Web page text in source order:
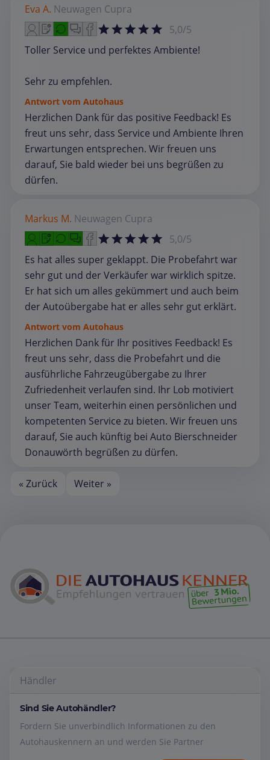
Eva A. Neuwagen Cupra
5,0/5
Toller Service und perfektes Ambiente!
Sehr zu empfehlen.
Antwort vom Autohaus
Herzlichen Dank für das positive Feedback! Es
freut uns sehr, dass Service und Ambiente Ihren
Erwartungen entsprechen. Wir freuen uns
darauf, Sie bald wieder bei uns begrüßen zu
dürfen.
Markus M. Neuwagen Cupra
5,0/5
Es hat alles super geklappt. Die Probefahrt war
sehr gut und der Verkäufer war wirklich spitze.
Er hat sich um alles gekümmert und auch beim
der Autoübergabe hat er alles sehr gut erklärt.
Antwort vom Autohaus
Herzlichen Dank für Ihr positives Feedback! Es
freut uns sehr, dass die Probefahrt und die
ausführliche Fahrzeugübergabe zu Ihrer
Zufriedenheit verlaufen sind. Ihr Lob motiviert
unser Team, weiterhin einen persönlichen und
kompetenten Service zu bieten. Wir freuen uns
darauf, Sie auch künftig bei Auto Bierschneider
Donauwörth begrüßen zu dürfen.
« Zurück Weiter »
Händler
Sind Sie Autohändler?
Fordern Sie unverbindlich Informationen zu den
Autohauskennern an und werden Sie Partner